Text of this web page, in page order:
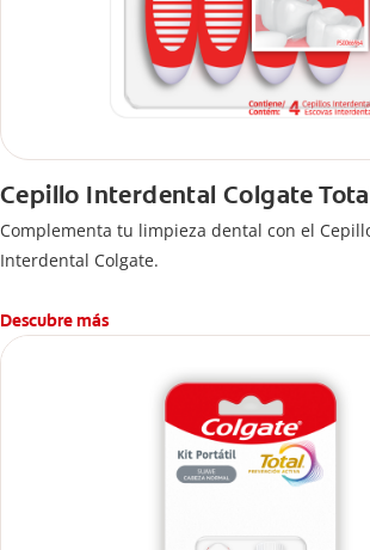
Cepillo Interdental Colgate
Complementa tu limpieza dental con el
Interdental Colgate.
Descubre más